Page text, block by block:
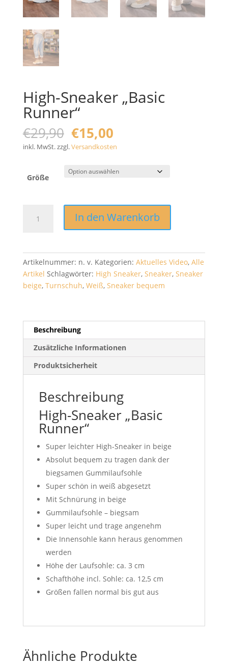
High-Sneaker „Basic
Runner“
€29,90 Ursprünglicher
Preis
€29,90
€15,00Aktueller
Preis
€15,00.
inkl. MwSt.zzgl.Versandkosten
Größe
Sneaker
Menge
In den Warenkorb
Artikelnummer: n. v. Kategorien: Aktuelles Video, Alle
Artikel Schlagwörter: High Sneaker, Sneaker, Sneaker
beige, Turnschuh, Weiß, Sneaker bequem
Beschreibung
Zusätzliche Informationen
Produktsicherheit
Beschreibung
High-Sneaker „Basic
Runner“
Super leichter High-Sneaker in beige
Absolut bequem zu tragen dank der
biegsamen Gummilaufsohle
Super schön in weiß abgesetzt
Mit Schnürung in beige
Gummilaufsohle – biegsam
Super leicht und trage angenehm
Die Innensohle kann heraus genommen
werden
Höhe der Laufsohle: ca. 3 cm
Schafthöhe incl. Sohle: ca. 12,5 cm
Größen fallen normal bis gut aus
Ähnliche Produkte